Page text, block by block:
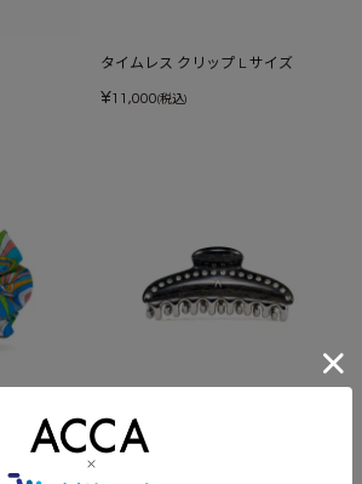
タイムレス クリップ L サイズ
¥11,000(税込)